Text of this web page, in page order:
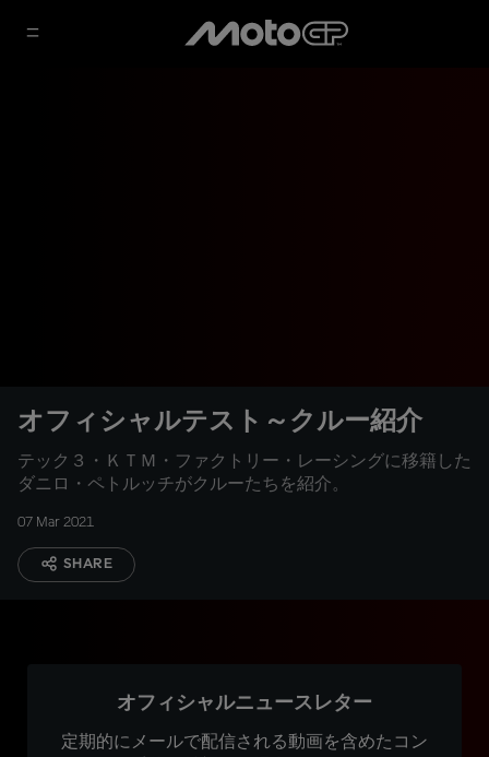
オフィシャルテスト～クルー紹介
テック３・ＫＴＭ・ファクトリー・レーシングに移籍した
ダニロ・ペトルッチがクルーたちを紹介。
07 Mar 2021
SHARE
オフィシャルニュースレター
定期的にメールで配信される動画を含めたコン